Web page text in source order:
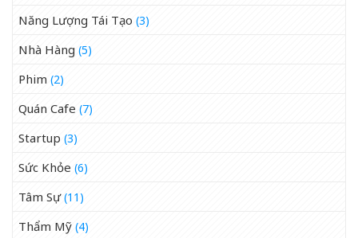
Năng Lượng Tái Tạo (3)
Nhà Hàng (5)
Phim (2)
Quán Cafe (7)
Startup (3)
Sức Khỏe (6)
Tâm Sự(11)
Thẩm Mỹ (4)